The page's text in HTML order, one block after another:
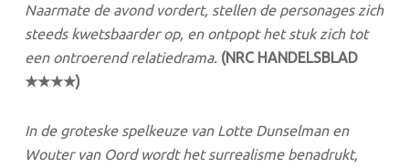
Naarmate de avond vordert, stellen de personages zich
steeds kwetsbaarder op, en ontpopt het stuk zich tot
een ontroerend relatiedrama. (NRC HANDELSBLAD
★★★★)
In de groteske spelkeuze van Lotte Dunselman en
Wouter van Oord wordt het surrealisme benadrukt,